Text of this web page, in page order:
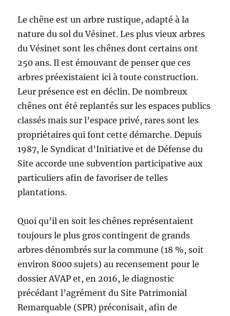
Le chêne est un arbre rustique, adapté à la
nature du sol du Vésinet. Les plus vieux arbres
du Vésinet sont les chênes dont certains ont
250 ans. Il est émouvant de penser que ces
arbres préexistaient ici à toute construction.
Leur présence est en déclin. De nombreux
chênes ont été replantés sur les espaces publics
classés mais sur l’espace privé, rares sont les
propriétaires qui font cette démarche. Depuis
1987, le Syndicat d’Initiative et de Défense du
Site accorde une subvention participative aux
particuliers afin de favoriser de telles
plantations.
Quoi qu’il en soit les chênes représentaient
toujours le plus gros contingent de grands
arbres dénombrés sur la commune (18 %, soit
environ 8000 sujets) au recensement pour le
dossier AVAP et, en 2016, le diagnostic
précédant l’agrément du Site Patrimonial
Remarquable (SPR) préconisait, afin de